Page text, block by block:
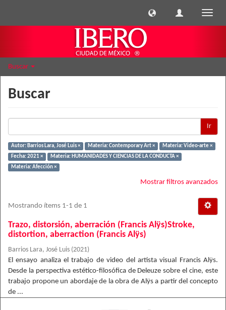
Buscar
Buscar
Ir
Autor: Barrios Lara, José Luis × Materia: Contemporary Art ×
Materia: Video-arte ×
Fecha: 2021 ×
Materia: HUMANIDADES Y CIENCIAS DE LA CONDUCTA ×
Materia: Afección ×
Mostrar filtros avanzados
Mostrando ítems 1-1 de 1
Trazo, distorsión, aberración (Francis Alÿs)Stroke,
distortion, aberraction (Francis Alÿs)
Barrios Lara, José Luis (2021)
El ensayo analiza el trabajo de video del artista visual Francis Alÿs.
Desde la perspectiva estético-filosófica de Deleuze sobre el cine, este
trabajo propone un abordaje de la obra de Alÿs a partir del concepto
de ...